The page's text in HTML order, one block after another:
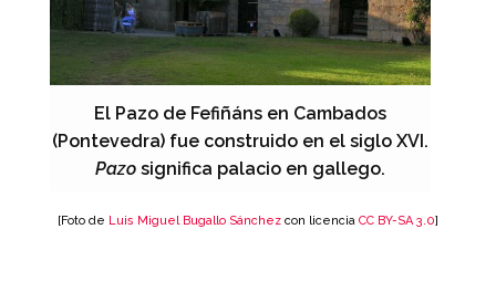
El Pazo de Fefiñáns en Cambados
(Pontevedra) fue construido en el siglo XVI.
Pazosignifica palacio en gallego.
[Foto de Luis Miguel Bugallo Sánchezcon licencia CC BY-SA 3.0]